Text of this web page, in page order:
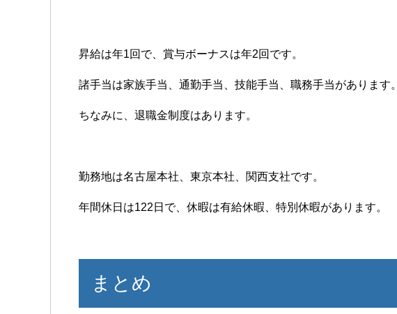
昇給は年1回で、賞与ボーナスは年2回です。
諸手当は家族手当、通勤手当、技能手当、職務手当があります。
ちなみに、退職金制度はあります。
勤務地は名古屋本社、東京本社、関西支社です。
年間休日は122日で、休暇は有給休暇、特別休暇があります。
まとめ